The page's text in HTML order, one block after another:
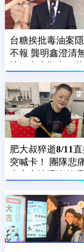
台糖挨批毒油案
不報 龔明鑫澄清
法：未來擬進口
肥大叔猝逝8/11
突喊卡！ 團隊悲
大家心情還沒整理